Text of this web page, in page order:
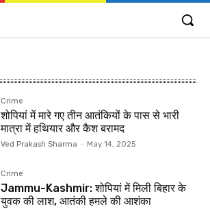
Crime
शोपियां में मारे गए तीन आतंकियों के पास से भारी
मात्रा में हथियार और कैश बरामद
Ved Prakash Sharma - May 14, 2025
Crime
Jammu-Kashmir: शोपियां में मिली बिहार के
युवक की लाश, आतंकी हमले की आशंका